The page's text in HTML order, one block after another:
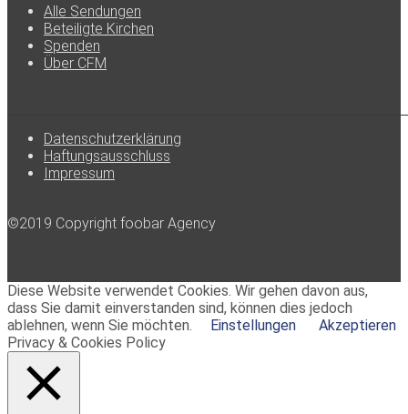
Alle Sendungen
Beteiligte Kirchen
Spenden
Über CFM
Datenschutzerklärung
Haftungsausschluss
Impressum
©2019 Copyright foobar Agency
Diese Website verwendet Cookies. Wir gehen davon aus,
dass Sie damit einverstanden sind, können dies jedoch
ablehnen, wenn Sie möchten.
Einstellungen
Akzeptieren
Privacy & Cookies Policy